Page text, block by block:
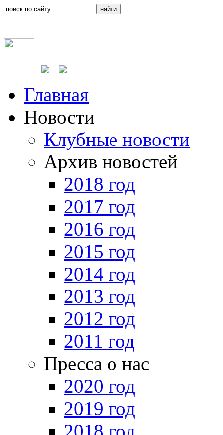
Главная
Новости
Клубные новости
Архив новостей
2018 год
2017 год
2016 год
2015 год
2014 год
2013 год
2012 год
2011 год
Пресса о нас
2020 год
2019 год